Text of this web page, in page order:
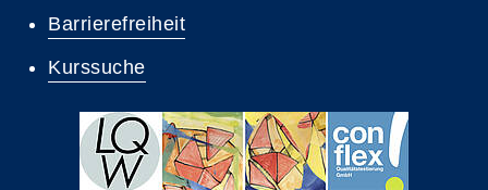
Barrierefreiheit
Kurssuche